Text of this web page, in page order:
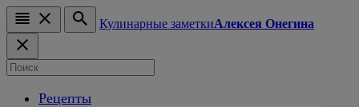
Кулинарные заметкиАлексея Онегина
Рецепты